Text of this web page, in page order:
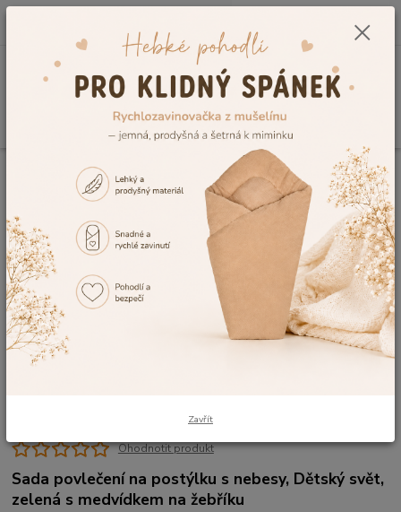
0,00 Kč
Vše do postýlky Sady na postýlku s nebesy
Sada povlečení na
postýlku Dětský svět zelená s medvídkem na žebříku
Sada povlečení na postýlku
Dětský svět zelená s medvídkem
na žebříku
Ohodnotit produkt
Sada povlečení na postýlku s nebesy, Dětský svět,
zelená s medvídkem na žebříku
Zavřít